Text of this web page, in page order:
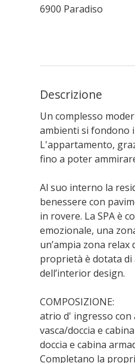
6900 Paradiso
Descrizione
Un complesso
ambienti si fondono
L'appartamento,
fino a poter
Al suo interno la
benessere con
in rovere. La SPA è
emozionale, una
un’ampia zona
proprietà è dotata
dell’interior design.
COMPOSIZIONE:
atrio d' ingresso
vasca/doccia e
doccia e cabina
Completano la